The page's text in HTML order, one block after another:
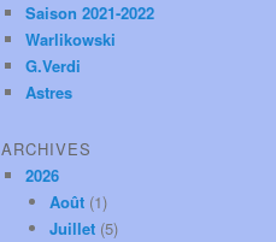
Saison 2021-2022
Warlikowski
G.Verdi
Astres
ARCHIVES
2026
Août (1)
Juillet (5)